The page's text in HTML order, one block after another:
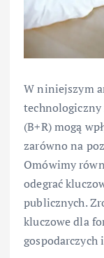
W niniejszym
(B+R) mogą
zarówno na
Omówimy
odegrać
publicznych.
kluczowe dla
gospodarczych